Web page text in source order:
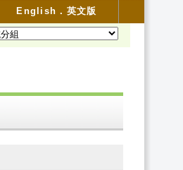
English．英文版